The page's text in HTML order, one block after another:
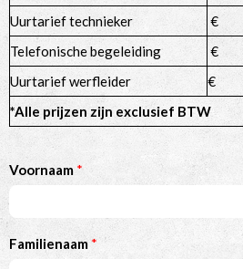
Uurtarief technieker
€
Telefonische begeleiding
€
Uurtarief werfleider
€
*Alle prijzen zijn exclusief BTW
Voornaam *
Familienaam *